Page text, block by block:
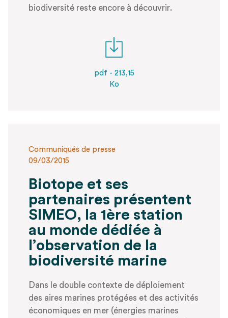
biodiversité reste encore à découvrir.
pdf - 213,15
Ko
Communiqués de presse
09/03/2015
Biotope et ses
partenaires présentent
SIMEO, la 1ère station
au monde dédiée à
l’observation de la
biodiversité marine
Dans le double contexte de déploiement
des aires marines protégées et des activités
économiques en mer (énergies marines